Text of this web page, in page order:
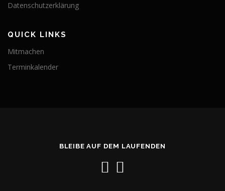
Datenschutzerklärung
QUICK LINKS
Mitmachen
Terminkalender
BLEIBE AUF DEM LAUFENDEN